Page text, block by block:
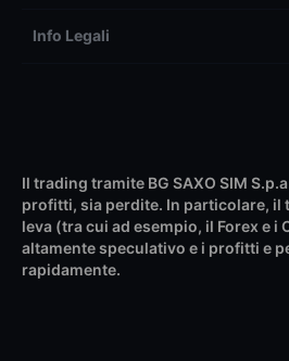
Info Legali
Il trading tramite BG SAXO SIM
profitti, sia perdite. In particolare, il
leva (tra cui ad esempio, il Forex e i
altamente speculativo e i profitti e
rapidamente.